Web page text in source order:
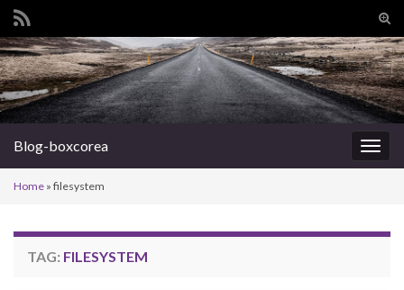
Search for:
Blog-boxcorea
Home » filesystem
TAG: FILESYSTEM